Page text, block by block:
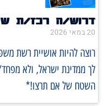
דרוש/ה רכז/ת
20 במאי 2026
רוצה להיות אושיית רשת
לך ממדינת ישראל, ולא
השטח של אם תרצו!*